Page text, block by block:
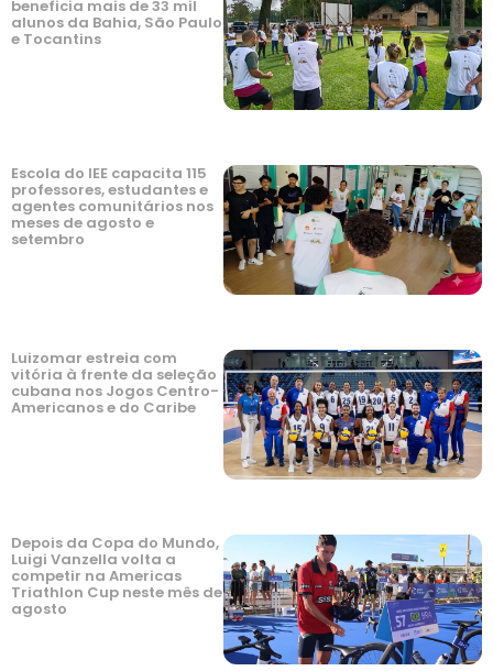
beneficia mais de 33 mil
alunos da Bahia, São Paulo
e Tocantins
Escola do IEE capacita 115
professores, estudantes e
agentes comunitários nos
meses de agosto e
setembro
Luizomar estreia com
vitória à frente da seleção
cubana nos Jogos Centro-
Americanos e do Caribe
Depois da Copa do Mundo,
Luigi Vanzella volta a
competir na Americas
Triathlon Cup neste mês de
agosto